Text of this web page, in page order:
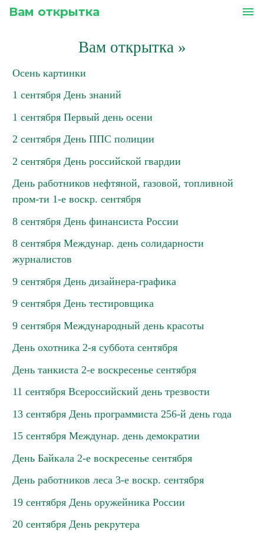
Вам открытка menu
Вам открытка»
Осень картинки
1 сентября День знаний
1 сентября Первый день осени
2 сентября День ППС полиции
2 сентября День российской гвардии
День работников нефтяной, газовой, топливной
пром-ти 1-е воскр. сентября
8 сентября День финансиста России
8 сентября Междунар. день солидарности
журналистов
9 сентября День дизайнера-графика
9 сентября День тестировщика
9 сентября Международный день красоты
День охотника 2-я суббота сентября
День танкиста 2-е воскресенье сентября
11 сентября Всероссийский день трезвости
13 сентября День программиста 256-й день года
15 сентября Междунар. день демократии
День Байкала 2-е воскресенье сентября
День работников леса 3-е воскр. сентября
19 сентября День оружейника России
20 сентября День рекрутера